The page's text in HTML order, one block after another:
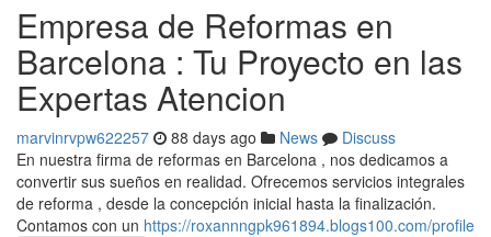
Empresa de Reformas en
Barcelona : Tu Proyecto en las
Expertas Atencion
marvinrvpw622257 88 days ago News
Discuss
En nuestra firma de reformas en Barcelona , nos dedicamos a
convertir sus sueños en realidad. Ofrecemos servicios integrales
de reforma , desde la concepción inicial hasta la finalización.
Contamos con un https://roxannngpk961894.blogs100.com/profile